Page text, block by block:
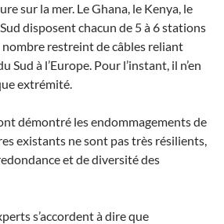
sur la mer. Le Ghana, le Kenya, le
disposent chacun de 5 à 6 stations
nombre restreint de câbles reliant
Sud à l’Europe. Pour l’instant, il n’en
extrémité.
démontré les endommagements de
existants ne sont pas très résilients,
et de diversité des
s’accordent à dire que